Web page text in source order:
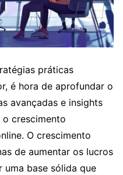
práticas
é hora de aprofundar o
avançadas e insights
crescimento
O crescimento
de aumentar os lucros
uma base sólida que